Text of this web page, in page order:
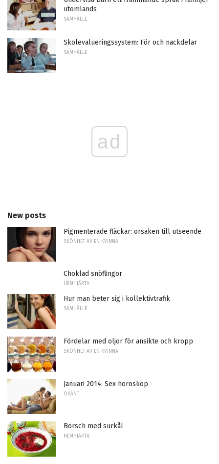
utomlands
SAMHÄLLE
Skolevalueringssystem: För och nackdelar
SAMHÄLLE
ad
New posts
Pigmenterade fläckar: orsaken till utseende
SKÖNHET AV EN KVINNA
Choklad snöflingor
HEMHJÄRTA
Hur man beter sig i kollektivtrafik
SAMHÄLLE
Fördelar med oljor för ansikte och kropp
SKÖNHET AV EN KVINNA
Januari 2014: Sex horoskop
OKÄNT
Borsch med surkål
HEMHJÄRTA